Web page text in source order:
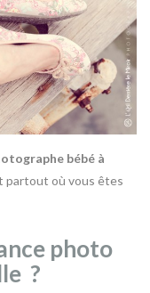
bébé à
partout où vous êtes
photo
?